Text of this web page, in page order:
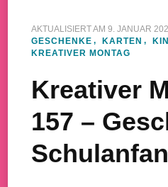
AKTUALISIERT AM 9. JANUAR
GESCHENKE
KARTEN
KREATIVER MONTAG
Kreativer
157 –